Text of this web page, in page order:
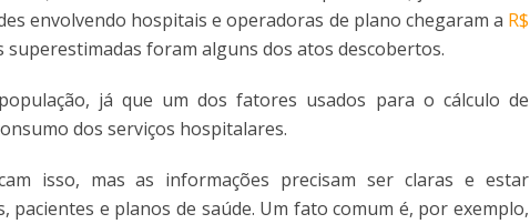
envolvendo hospitais e operadoras de plano chegaram a R$
superestimadas foram alguns dos atos descobertos.
já que um dos fatores usados para o cálculo de
dos serviços hospitalares.
isso, mas as informações precisam ser claras e estar
e planos de saúde. Um fato comum é, por exemplo,